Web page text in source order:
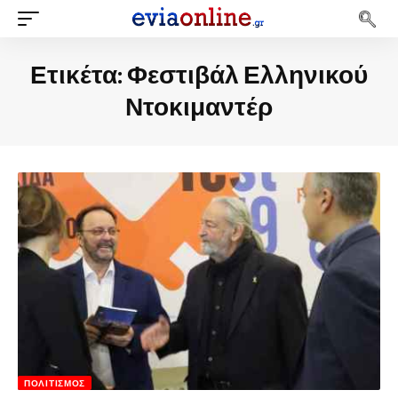
Ετικέτα:Φεστιβάλ Ελληνικού
Ντοκιμαντέρ
ΠΟΛΙΤΙΣΜΌΣ